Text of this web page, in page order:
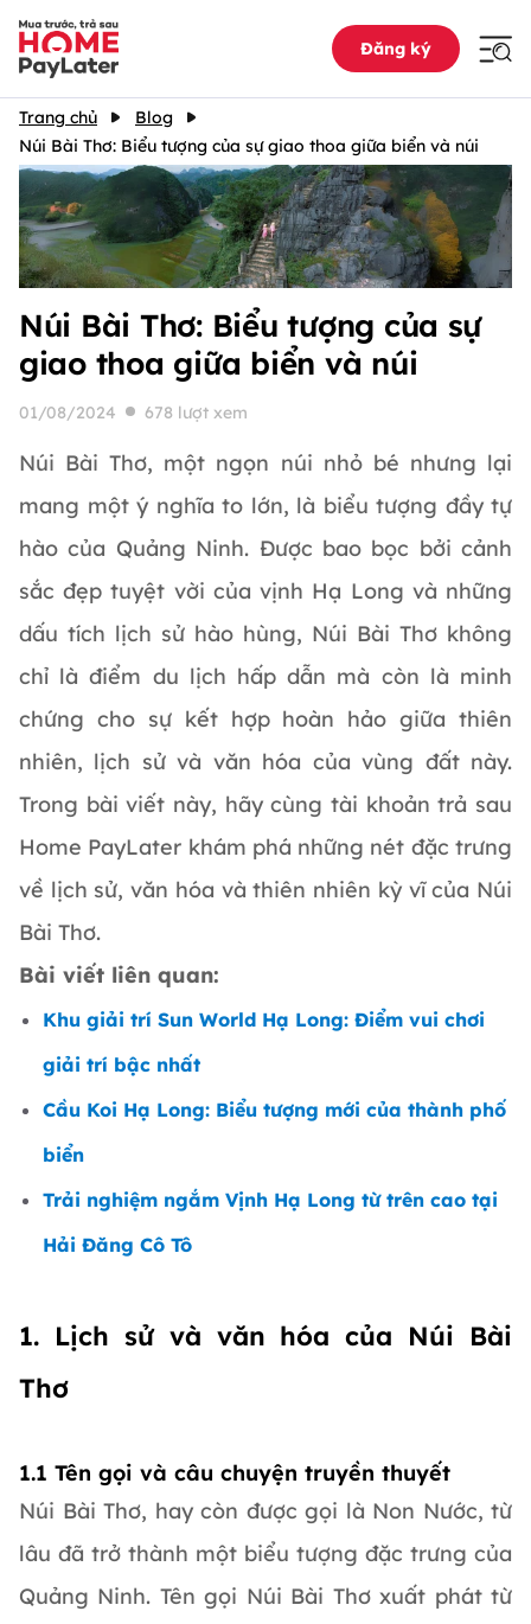
Đăng ký
Trang chủ
Blog
Núi Bài Thơ: Biểu tượng của sự giao thoa giữa biển và núi
Núi Bài Thơ: Biểu tượng của sự
giao thoa giữa biển và núi
01/08/2024 678 lượt xem
Núi Bài Thơ, một ngọn núi nhỏ bé nhưng lại
mang một ý nghĩa to lớn, là biểu tượng đầy tự
hào của Quảng Ninh. Được bao bọc bởi cảnh
sắc đẹp tuyệt vời của vịnh Hạ Long và những
dấu tích lịch sử hào hùng, Núi Bài Thơ không
chỉ là điểm du lịch hấp dẫn mà còn là minh
chứng cho sự kết hợp hoàn hảo giữa thiên
nhiên, lịch sử và văn hóa của vùng đất này.
Trong bài viết này, hãy cùng tài khoản trả sau
Home PayLater khám phá những nét đặc trưng
về lịch sử, văn hóa và thiên nhiên kỳ vĩ của Núi
Bài Thơ.
Bài viết liên quan:
Khu giải trí Sun World Hạ Long: Điểm vui chơi
giải trí bậc nhất
Cầu Koi Hạ Long: Biểu tượng mới của thành phố
biển
Trải nghiệm ngắm Vịnh Hạ Long từ trên cao tại
Hải Đăng Cô Tô
1. Lịch sử và văn hóa của Núi Bài
Thơ
1.1 Tên gọi và câu chuyện truyền thuyết
Núi Bài Thơ, hay còn được gọi là Non Nước, từ
lâu đã trở thành một biểu tượng đặc trưng của
Quảng Ninh. Tên gọi Núi Bài Thơ xuất phát từ